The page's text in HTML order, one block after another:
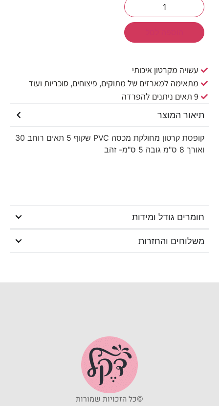
עשויה מקרטון איכותי
מתאימה למארזים של מתוקים, פיצוחים, סוכריות ועוד
9 תאים ניתנים להפרדה
תיאור המוצר
קופסת קרטון מחולקת מכסה PVC שקוף 5 תאים רוחב 30
ואורך 8 ס"מ גובה 5 ס"מ- זהב
חומרים גודל ומידות
משלוחים והחזרות
©כל הזכויות שמורות